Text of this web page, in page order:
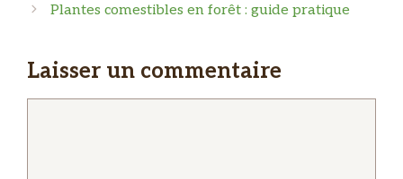
Plantes comestibles en forêt : guide pratique
Laisser un commentaire